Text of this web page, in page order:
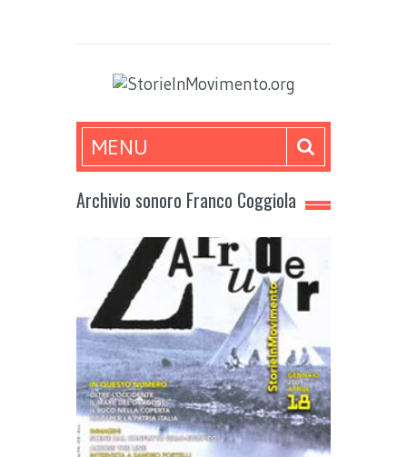
MENU
Archivio sonoro Franco Coggiola